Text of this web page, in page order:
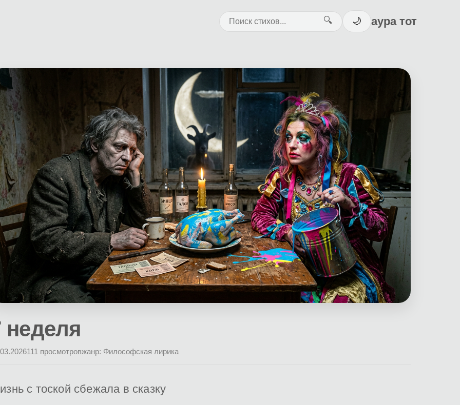
🔍 🌙 аура тот
неделя
111 просмотровжанр: Философская лирика
с тоской сбежала в сказку